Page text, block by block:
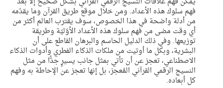
فهم سلوك هذه الأعداد. ومن خلال موقع طريق القرآن وما يقدّمه
من أدلة واضحة في هذا الخصوص، سوف يقترب العالم أكثر من
أي وقت مضى من فهم سلوك هذه الأعداد الأوّليّة وطريقة
توزيعها. وفي ذلك الدليل الحاسم والبرهان القاطع على أن
البشرية، وبكل ما أوتيت من ملكات الذكاء الفطري وأدوات الذكاء
الاصطناعي، تعجز عن أن تأتي بمثل جانب يسيرٍ جدًّا من مثل
النسيج الرقمي القرآني المُعجز، بل إنها تعجز عن الإحاطة به وفهم
كل أبعاده.